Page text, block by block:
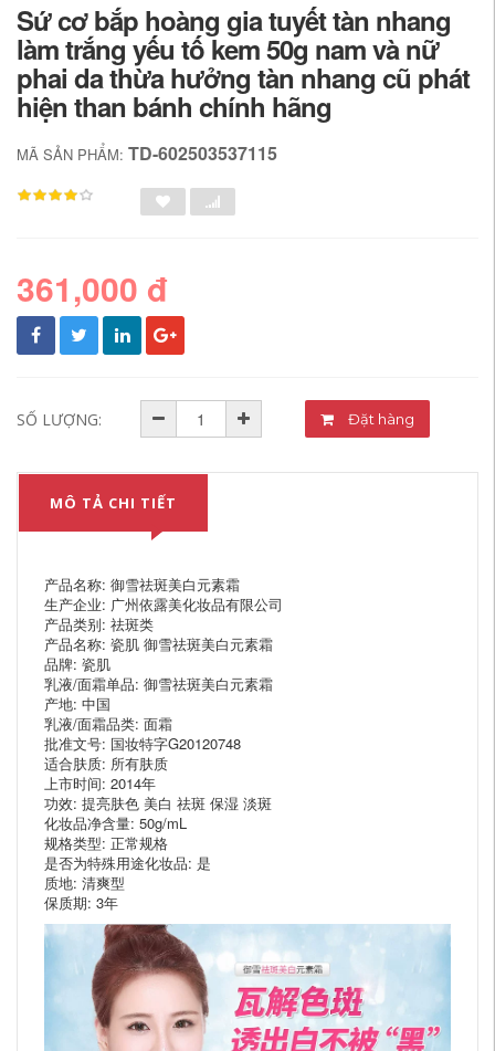
Sứ cơ bắp hoàng gia tuyết tàn nhang
làm trắng yếu tố kem 50g nam và nữ
phai da thừa hưởng tàn nhang cũ phát
hiện than bánh chính hãng
MÃ SẢN PHẨM: TD-602503537115
361,000 đ
SỐ LƯỢNG: Đặt hàng
MÔ TẢ CHI TIẾT
产品名称: 御雪祛斑美白元素霜
生产企业: 广州依露美化妆品有限公司
产品类别: 祛斑类
产品名称: 瓷肌 御雪祛斑美白元素霜
品牌: 瓷肌
乳液/面霜单品: 御雪祛斑美白元素霜
产地: 中国
乳液/面霜品类: 面霜
批准文号: 国妆特字G20120748
适合肤质: 所有肤质
上市时间: 2014年
功效: 提亮肤色 美白 祛斑 保湿 淡斑
化妆品净含量: 50g/mL
规格类型: 正常规格
是否为特殊用途化妆品: 是
质地: 清爽型
保质期: 3年